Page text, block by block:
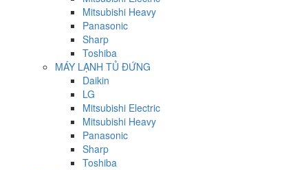
Mitsubishi Heavy
Panasonic
Sharp
Toshiba
MÁY LẠNH TỦ ĐỨNG
Daikin
LG
Mitsubishi Electric
Mitsubishi Heavy
Panasonic
Sharp
Toshiba